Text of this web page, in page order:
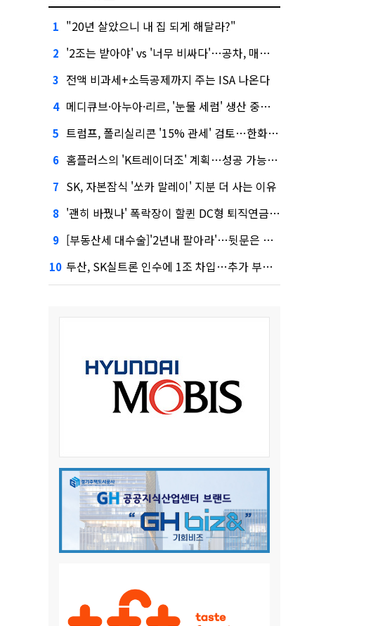
1 "20년 살았으니 내 집 되게 해달라?"
2 '2조는 받아야' vs '너무 비싸다'…공차, 매각 성공할까
3 전액 비과세+소득공제까지 주는 ISA 나온다
4 메디큐브·아누아·리르, '눈물 세럼' 생산 중단한다
5 트럼프, 폴리실리콘 '15% 관세' 검토…한화큐셀·OCI 영향은?
6 홈플러스의 'K트레이더조' 계획…성공 가능성은 '글쎄'
7 SK, 자본잠식 '쏘카 말레이' 지분 더 사는 이유
8 '괜히 바꿨나' 폭락장이 할퀸 DC형 퇴직연금…전문가 조언은
9 [부동산세 대수술]'2년내 팔아라'…뒷문은 열었다
10 두산, SK실트론 인수에 1조 차입…추가 부담은?